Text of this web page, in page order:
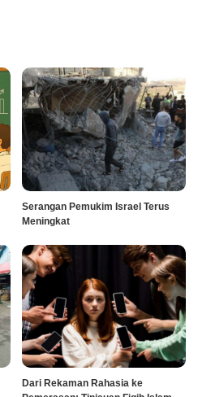
Serangan Pemukim Israel Terus
Meningkat
Dari Rekaman Rahasia ke